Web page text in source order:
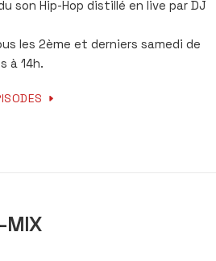
son Hip-Hop distillé en live par DJ
les 2ème et derniers samedi de
à 14h.
MIX